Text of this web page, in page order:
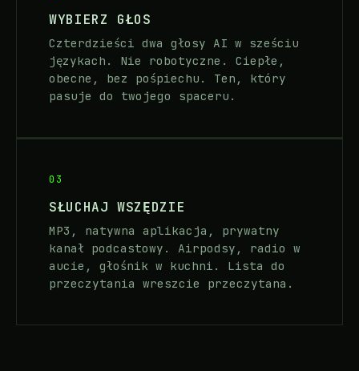
WYBIERZ GŁOS
Czterdzieści dwa głosy AI w sześciu
językach. Nie robotyczne. Ciepłe,
obecne, bez pośpiechu. Ten, który
pasuje do twojego spaceru.
03
SŁUCHAJ WSZĘDZIE
MP3, natywna aplikacja, prywatny
kanał podcastowy. Airpodsy, radio w
aucie, głośnik w kuchni. Lista do
przeczytania wreszcie przeczytana.